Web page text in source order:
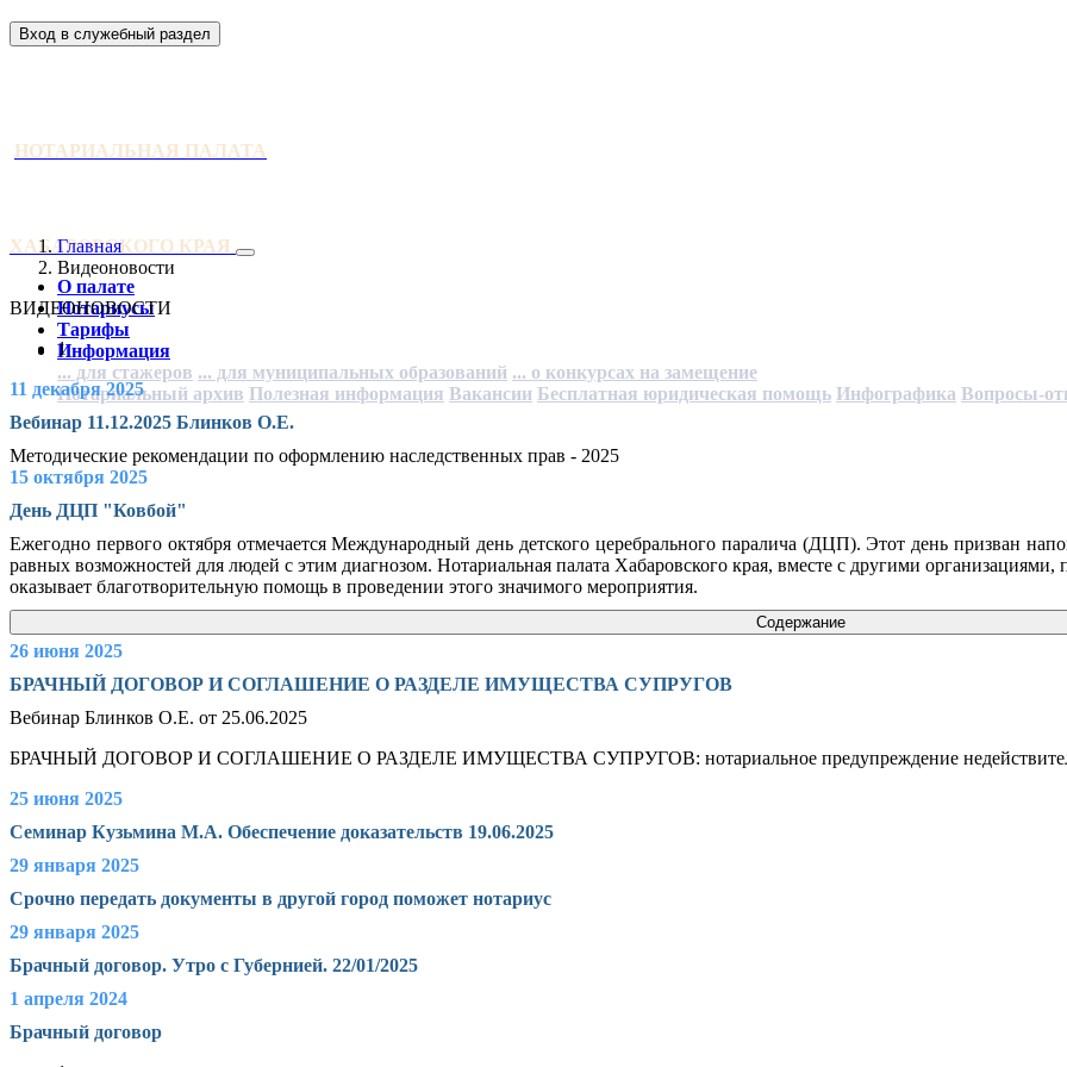
Вход в служебный раздел
НОТАРИАЛЬНАЯ ПАЛАТА
ХАБАРОВСКОГО КРАЯ
О палате
Нотариусы
Тарифы
Информация
... для стажеров ... для муниципальных образований ... о конкурсах на замещение
Нотариальный архив Полезная информация Вакансии Бесплатная юридическая помощь Инфографика Вопросы-
Главная
Видеоновости
ВИДЕОНОВОСТИ
1
11 декабря 2025
Вебинар 11.12.2025 Блинков О.Е.
Методические рекомендации по оформлению наследственных прав - 2025
15 октября 2025
День ДЦП "Ковбой"
Ежегодно первого октября отмечается Международный день детского церебрального паралича (ДЦП). Этот день призван
равных возможностей для людей с этим диагнозом. Нотариальная палата Хабаровского края, вместе с другими
оказывает благотворительную помощь в проведении этого значимого мероприятия.
Содержание
26 июня 2025
БРАЧНЫЙ ДОГОВОР И СОГЛАШЕНИЕ О РАЗДЕЛЕ ИМУЩЕСТВА СУПРУГОВ
Вебинар Блинков О.Е. от 25.06.2025
БРАЧНЫЙ ДОГОВОР И СОГЛАШЕНИЕ О РАЗДЕЛЕ ИМУЩЕСТВА СУПРУГОВ: нотариальное предупреждение
25 июня 2025
Семинар Кузьмина М.А. Обеспечение доказательств 19.06.2025
29 января 2025
Срочно передать документы в другой город поможет нотариус
29 января 2025
Брачный договор. Утро с Губернией. 22/01/2025
1 апреля 2024
Брачный договор